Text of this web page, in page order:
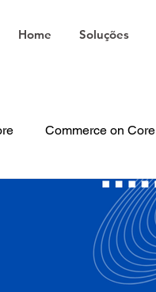
Home Soluções
Commerce on Core